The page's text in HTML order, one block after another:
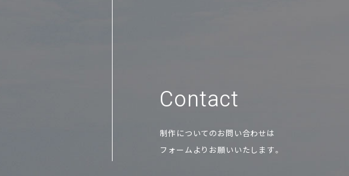
Contact
制作についてのお問い合わせは
フォームよりお願いいたします。